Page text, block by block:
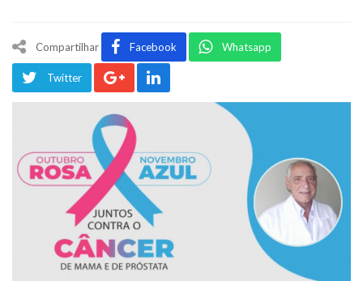
Compartilhar Facebook Whatsapp
Twitter